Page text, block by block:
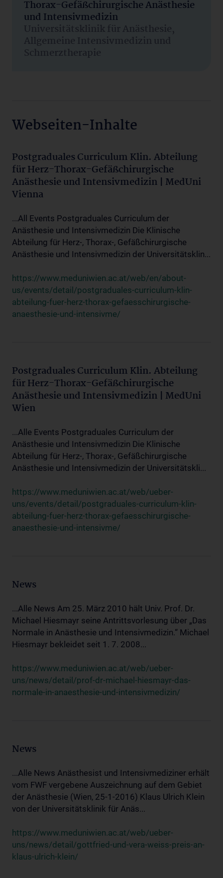
Thorax-Gefäßchirurgische Anästhesie
und Intensivmedizin
Universitätsklinik für Anästhesie,
Allgemeine Intensivmedizin und
Schmerztherapie
Webseiten-Inhalte
Postgraduales Curriculum Klin. Abteilung
für Herz-Thorax-Gefäßchirurgische
Anästhesie und Intensivmedizin | MedUni
Vienna
...All Events Postgraduales Curriculum der
Anästhesie und Intensivmedizin Die Klinische
Abteilung für Herz-, Thorax-, Gefäßchirurgische
Anästhesie und Intensivmedizin der Universitätsklin...
https://www.meduniwien.ac.at/web/en/about-
us/events/detail/postgraduales-curriculum-klin-
abteilung-fuer-herz-thorax-gefaesschirurgische-
anaesthesie-und-intensivme/
Postgraduales Curriculum Klin. Abteilung
für Herz-Thorax-Gefäßchirurgische
Anästhesie und Intensivmedizin | MedUni
Wien
...Alle Events Postgraduales Curriculum der
Anästhesie und Intensivmedizin Die Klinische
Abteilung für Herz-, Thorax-, Gefäßchirurgische
Anästhesie und Intensivmedizin der Universitätskli...
https://www.meduniwien.ac.at/web/ueber-
uns/events/detail/postgraduales-curriculum-klin-
abteilung-fuer-herz-thorax-gefaesschirurgische-
anaesthesie-und-intensivme/
News
...Alle News Am 25. März 2010 hält Univ. Prof. Dr.
Michael Hiesmayr seine Antrittsvorlesung über „Das
Normale in Anästhesie und Intensivmedizin.“ Michael
Hiesmayr bekleidet seit 1. 7. 2008...
https://www.meduniwien.ac.at/web/ueber-
uns/news/detail/prof-dr-michael-hiesmayr-das-
normale-in-anaesthesie-und-intensivmedizin/
News
...Alle News Anästhesist und Intensivmediziner erhält
vom FWF vergebene Auszeichnung auf dem Gebiet
der Anästhesie (Wien, 25-1-2016) Klaus Ulrich Klein
von der Universitätsklinik für Anäs...
https://www.meduniwien.ac.at/web/ueber-
uns/news/detail/gottfried-und-vera-weiss-preis-an-
klaus-ulrich-klein/